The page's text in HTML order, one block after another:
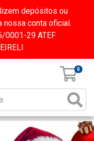
depósitos ou
nossa conta oficial.
0001-29 ATEF
0